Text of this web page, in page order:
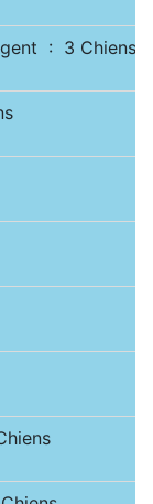
: 3 Chiens